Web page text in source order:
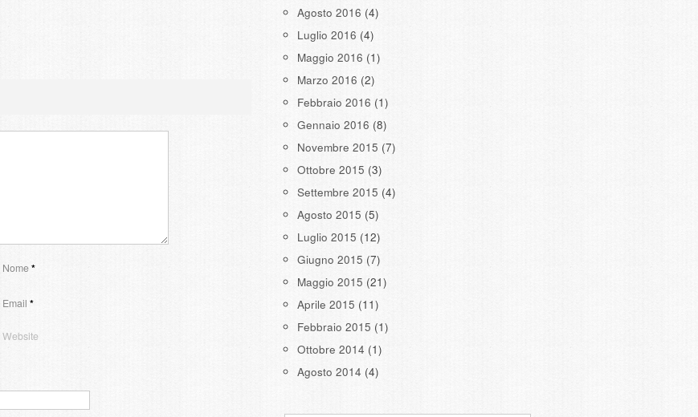
Nome*
Email *
Website
Agosto 2016 (4)
Luglio 2016 (4)
Maggio 2016 (1)
Marzo 2016 (2)
Febbraio 2016 (1)
Gennaio 2016 (8)
Novembre 2015 (7)
Ottobre 2015 (3)
Settembre 2015 (4)
Agosto 2015 (5)
Luglio 2015 (12)
Giugno 2015 (7)
Maggio 2015 (21)
Aprile 2015 (11)
Febbraio 2015 (1)
Ottobre 2014 (1)
Agosto 2014 (4)